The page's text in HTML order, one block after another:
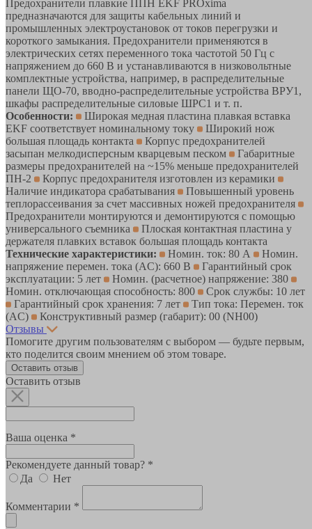
Предохранители плавкие ППН EKF PROxima
предназначаются для защиты кабельных линий и
промышленных электроустановок от токов перегрузки и
короткого замыкания. Предохранители применяются в
электрических сетях переменного тока частотой 50 Гц с
напряжением до 660 В и устанавливаются в низковольтные
комплектные устройства, например, в распределительные
панели ЩО-70, вводно-распределительные устройства ВРУ1,
шкафы распределительные силовые ШРС1 и т. п.
Особенности:
Широкая медная пластина плавкая вставка
EKF соответствует номинальному току
Широкий нож
большая площадь контакта
Корпус предохранителей
засыпан мелкодисперсным кварцевым песком
Габаритные
размеры предохранителей на ~15% меньше предохранителей
ПН-2
Корпус предохранителя изготовлен из керамики
Наличие индикатора срабатывания
Повышенный уровень
теплорассеивания за счет массивных ножей предохранителя
Предохранители монтируются и демонтируются с помощью
универсального съемника
Плоская контактная пластина у
держателя плавких вставок большая площадь контакта
Технические характеристики:
Номин. ток: 80 А
Номин.
напряжение перемен. тока (AC): 660 В
Гарантийный срок
эксплуатации: 5 лет
Номин. (расчетное) напряжение: 380
Номин. отключающая способность: 800
Срок службы: 10 лет
Гарантийный срок хранения: 7 лет
Тип тока: Перемен. ток
(AC)
Конструктивный размер (габарит): 00 (NH00)
Отзывы
Помогите другим пользователям с выбором — будьте первым,
кто поделится своим мнением об этом товаре.
Оставить отзыв
Оставить отзыв
Ваша оценка *
Рекомендуете данный товар? *
Да
Нет
Комментарии *